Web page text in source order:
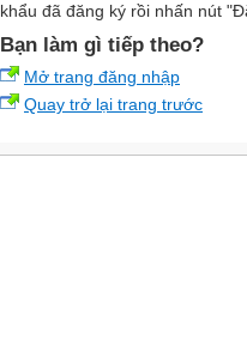
khẩu đã đăng ký rồi nhấn nút
Bạn làm gì tiếp theo?
Mở trang đăng nhập
Quay trở lại trang trước